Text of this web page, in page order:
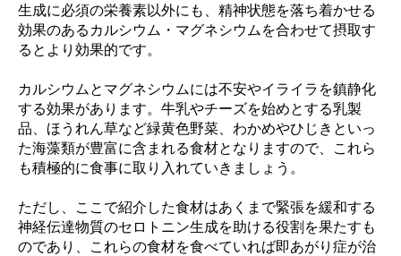
生成に必須の栄養素以外にも、精神状態を落ち着かせる
効果のあるカルシウム・マグネシウムを合わせて摂取す
るとより効果的です。
カルシウムとマグネシウムには不安やイライラを鎮静化
する効果があります。牛乳やチーズを始めとする乳製
品、ほうれん草など緑黄色野菜、わかめやひじきといっ
た海藻類が豊富に含まれる食材となりますので、これら
も積極的に食事に取り入れていきましょう。
ただし、ここで紹介した食材はあくまで緊張を緩和する
神経伝達物質のセロトニン生成を助ける役割を果たすも
のであり、これらの食材を食べていれば即あがり症が治